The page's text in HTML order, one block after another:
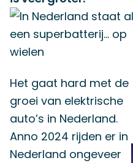
Het gaat hard met de
groei van elektrische
auto’s in Nederland.
Anno 2024 rijden er in
Nederland ongeveer